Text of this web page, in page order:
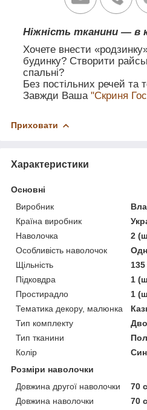
Ніжність тканини — в
Хочете внести
будинку? Створити
спальні?
Без постільних речей та
Завжди Ваша "Скриня
Приховати
Характеристики
Основні
Виробник
Країна виробник
Наволочка
2
Особливість наволочок
Щільність
Підковдра
1
Простирадло
1
Тематика декору, малюнка
Тип комплекту
Тип тканини
Колір
Розміри наволочки
Довжина другої наволочки
70
Довжина наволочки
70